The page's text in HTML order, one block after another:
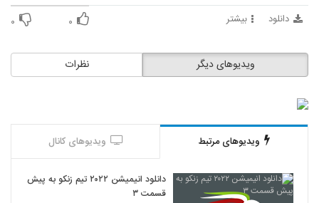
دانلود بیشتر ۰ ۰
نظرات ویدیوهای دیگر
ویدیوهای مرتبط ویدیوهای کانال
دانلود انیمیشن ۲۰۲۲ تیم زنکو به پیش
قسمت ۳